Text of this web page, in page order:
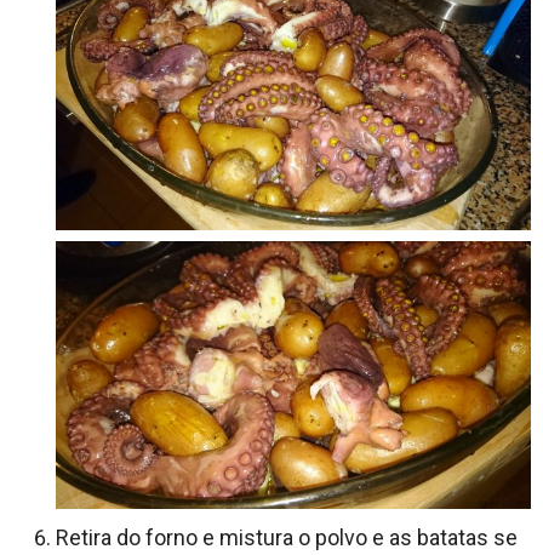
Retira do forno e mistura o polvo e as batatas se